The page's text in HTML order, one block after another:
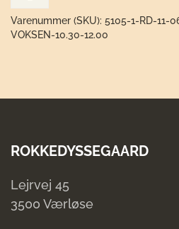
11-
06-
antal
Varenummer (SKU): 5105-1-RD-11-
VOKSEN-10.30-12.00
ROKKEDYSSEGAARD
Lejrvej 45
3500 Værløse